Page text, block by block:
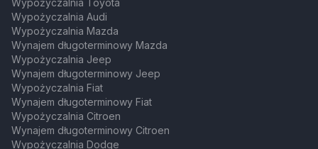
Wypożyczalnia Toyota
Wypożyczalnia Audi
Wypożyczalnia Mazda
Wynajem długoterminowy Mazda
Wypożyczalnia Jeep
Wynajem długoterminowy Jeep
Wypożyczalnia Fiat
Wynajem długoterminowy Fiat
Wypożyczalnia Citroen
Wynajem długoterminowy Citroen
Wypożyczalnia Dodge